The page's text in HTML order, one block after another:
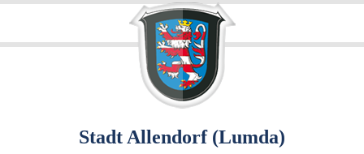
Stadt Allendorf (Lumda)